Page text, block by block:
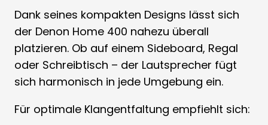
Dank seines kompakten Designs lässt sich
der Denon Home 400 nahezu überall
platzieren. Ob auf einem Sideboard, Regal
oder Schreibtisch – der Lautsprecher fügt
sich harmonisch in jede Umgebung ein.
Für optimale Klangentfaltung empfiehlt sich: